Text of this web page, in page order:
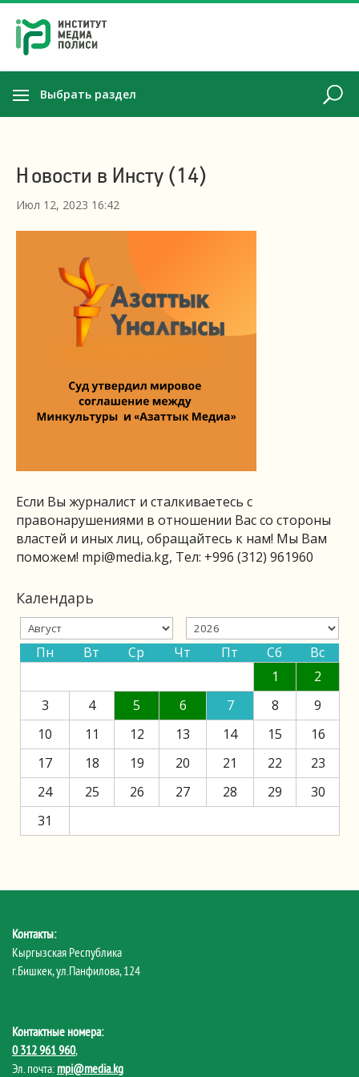
Выбрать раздел
Новости в Инсту (14)
Июл 12, 2023 16:42
Если Вы журналист и сталкиваетесь с
правонарушениями в отношении Вас со стороны
властей и иных лиц, обращайтесь к нам! Мы Вам
поможем! mpi@media.kg, Тел: +996 (312) 961960
Календарь
Пн Вт Ср Чт Пт Сб
Вс
1
2
3
4 5 6 7 8
9
10
11 12 13 14 15
16
17
18 19 20 21 22
23
24
25 26 27 28 29
30
31
Контакты:
Кыргызская Республика
г.Бишкек, ул.Панфилова, 124
Контактные номера:
0 312 961 960,
Эл. почта: mpi@media.kg